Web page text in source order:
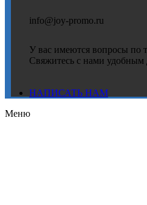
info@joy-promo.ru
У вас имеются вопросы по
Свяжитесь с нами удобным
НАПИСАТЬ НАМ
Меню